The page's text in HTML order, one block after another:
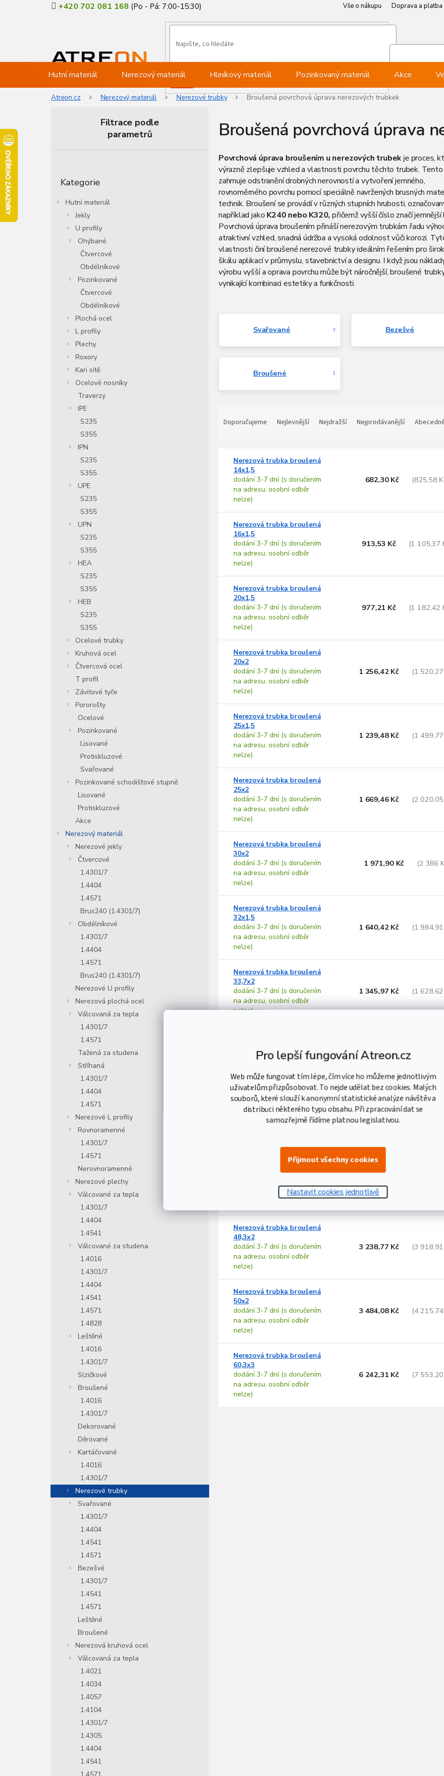
Pro lepší fungování Atreon.cz
Web může fungovat tím lépe, čím více ho můžeme jednotlivým
uživatelům přizpůsobovat. To nejde udělat bez cookies. Malých
souborů, které slouží k anonymní statistické analýze návštěv a
distribuci některého typu obsahu. Při zpracování dat se
samozřejmě řídíme platnou legislativou.
Nastavit cookies jednotlivě
Přijmout všechny cookies
+420 702 081 168 Vše o nákupu Doprava a platba
Hutní materiál Nerezový materiál Hliníkový materiál Pozinkovaný materiál Akce
Atreon.cz Nerezový materiál Nerezové trubky Broušená povrchová úprava nerezových trubkek
Filtrace podle
parametrů
kategorie
Kategorie
Hutní materiál
Jekly
U profily
Ohýbané
Čtvercové
Obdélníkové
Pozinkované
Čtvercové
Obdélníkové
Plochá ocel
L profily
Plechy
Roxory
Kari sítě
Ocelové nosníky
Traverzy
IPE
S235
S355
IPN
S235
S355
UPE
S235
S355
UPN
S235
S355
HEA
S235
S355
HEB
S235
S355
Ocelové trubky
Kruhová ocel
Čtvercová ocel
T profil
Závitové tyče
Pororošty
Ocelové
Pozinkované
Lisované
Protiskluzové
Svařované
Pozinkované schodišťové stupně
Lisované
Protiskluzové
Akce
Nerezový materiál
Nerezové jekly
Čtvercové
1.4301/7
1.4404
1.4571
Brus240 (1.4301/7)
Obdélníkové
1.4301/7
1.4404
1.4571
Brus240 (1.4301/7)
Nerezové U profily
Nerezová plochá ocel
Válcovaná za tepla
1.4301/7
1.4571
Tažená za studena
Stříhaná
1.4301/7
1.4404
1.4571
Nerezové L profily
Rovnoramenné
1.4301/7
1.4571
Nerovnoramenné
Nerezové plechy
Válcované za tepla
1.4301/7
1.4404
1.4541
Válcované za studena
1.4016
1.4301/7
1.4404
1.4541
1.4571
1.4828
Leštěné
1.4016
1.4301/7
Slzičkové
Broušené
1.4016
1.4301/7
Dekorované
Děrované
Kartáčované
1.4016
1.4301/7
Nerezové trubky
Svařované
1.4301/7
1.4404
1.4541
1.4571
Bezešvé
1.4301/7
1.4541
1.4571
Leštěné
Broušené
Nerezová kruhová ocel
Válcovaná za tepla
1.4021
1.4034
1.4057
1.4104
1.4301/7
1.4305
1.4404
1.4541
Broušená povrchová úprava
Povrchová úprava broušením u nerezových trubekje proces,
výrazně zlepšuje vzhled a vlastnosti povrchu těchto trubek.
zahrnuje odstranění drobných nerovností a vytvoření jemného,
rovnoměrného povrchu pomocí speciálně navržených brusných
technik. Broušení se provádí v různých stupních hrubosti,
například jako K240 nebo K320, přičemž vyšší číslo značí jemnější
Povrchová úprava broušením přináší nerezovým trubkám řadu
atraktivní vzhled, snadná údržba a vysoká odolnost vůči korozi.
vlastnosti činí broušené nerezové trubky ideálním řešením pro
škálu aplikací v průmyslu, stavebnictví a designu. I když jsou
výrobu vyšší a oprava povrchu může být náročnější, broušené
vynikající kombinaci estetiky a funkčnosti.
Svařované Bezešvé
Broušené
Doporučujeme Nejlevnější Nejdražší Nejprodávanější
t
Nerezová trubka broušená
14x1,5
dodání 3-7 dní (s doručením
na adresu, osobní odběr
nelze)
682,30 Kč (825,58
Nerezová trubka broušená
16x1,5
dodání 3-7 dní (s doručením
na adresu, osobní odběr
nelze)
913,53 Kč (1 105,37
Nerezová trubka broušená
20x1,5
dodání 3-7 dní (s doručením
na adresu, osobní odběr
nelze)
977,21 Kč (1 182,42
Nerezová trubka broušená
20x2
dodání 3-7 dní (s doručením
na adresu, osobní odběr
nelze)
1 256,42 Kč (1
Nerezová trubka broušená
25x1,5
dodání 3-7 dní (s doručením
na adresu, osobní odběr
nelze)
1 239,48 Kč (1
Nerezová trubka broušená
25x2
dodání 3-7 dní (s doručením
na adresu, osobní odběr
nelze)
1 669,46 Kč (2
Nerezová trubka broušená
30x2
dodání 3-7 dní (s doručením
na adresu, osobní odběr
nelze)
1 971,90 Kč (2 386
Nerezová trubka broušená
32x1,5
dodání 3-7 dní (s doručením
na adresu, osobní odběr
nelze)
1 640,42 Kč (1
Nerezová trubka broušená
33,7x2
dodání 3-7 dní (s doručením
na adresu, osobní odběr
nelze)
1 345,97 Kč (1
dodání 3-7 dní (s doručením
na adresu, osobní odběr
nelze)
2 705,27 Kč
Nerezová trubka broušená
40x2
dodání 3-7 dní (s doručením
2 676,15 Kč
Nerezová trubka broušená
na adresu, osobní odběr
2 734,03 Kč
Nerezová trubka broušená
48,3x2
dodání 3-7 dní (s doručením
na adresu, osobní odběr
nelze)
3 238,77 Kč (3
Nerezová trubka broušená
50x2
dodání 3-7 dní (s doručením
na adresu, osobní odběr
nelze)
3 484,08 Kč (4
Nerezová trubka broušená
60,3x3
dodání 3-7 dní (s doručením
na adresu, osobní odběr
nelze)
6 242,31 Kč (7